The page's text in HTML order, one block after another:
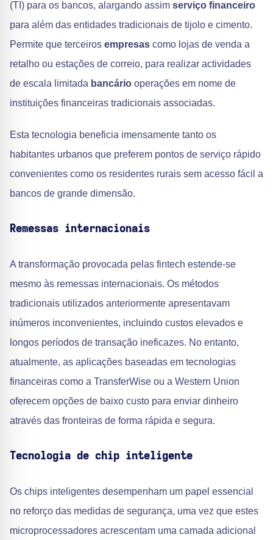
(TI) para os bancos, alargando assim serviço financeiro
para além das entidades tradicionais de tijolo e cimento.
Permite que terceiros empresas como lojas de venda a
retalho ou estações de correio, para realizar actividades
de escala limitada bancário operações em nome de
instituições financeiras tradicionais associadas.
Esta tecnologia beneficia imensamente tanto os
habitantes urbanos que preferem pontos de serviço rápido
convenientes como os residentes rurais sem acesso fácil a
bancos de grande dimensão.
Remessas internacionais
A transformação provocada pelas fintech estende-se
mesmo às remessas internacionais. Os métodos
tradicionais utilizados anteriormente apresentavam
inúmeros inconvenientes, incluindo custos elevados e
longos períodos de transação ineficazes. No entanto,
atualmente, as aplicações baseadas em tecnologias
financeiras como a TransferWise ou a Western Union
oferecem opções de baixo custo para enviar dinheiro
através das fronteiras de forma rápida e segura.
Tecnologia de chip inteligente
Os chips inteligentes desempenham um papel essencial
no reforço das medidas de segurança, uma vez que estes
microprocessadores acrescentam uma camada adicional